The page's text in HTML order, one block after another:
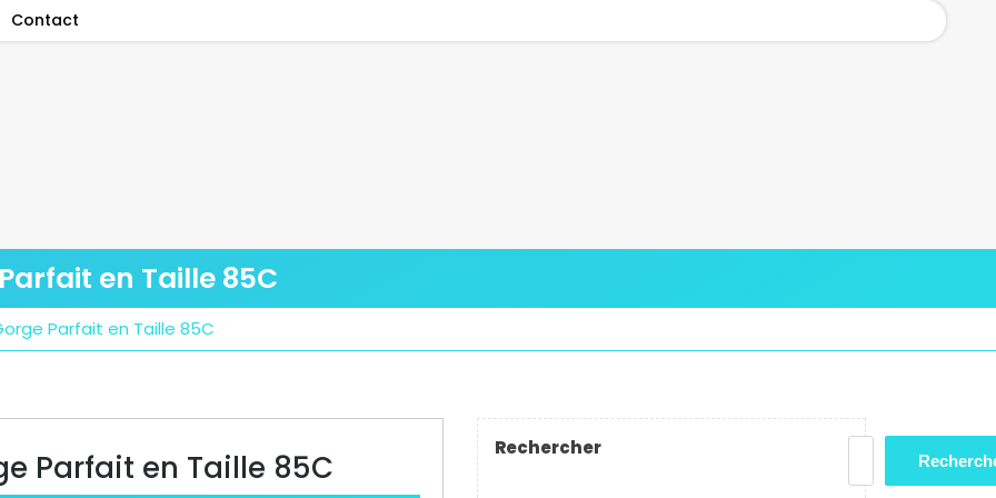
Contact
en Taille 85C
Parfait en Taille 85C
Parfait en Taille 85C
Rechercher